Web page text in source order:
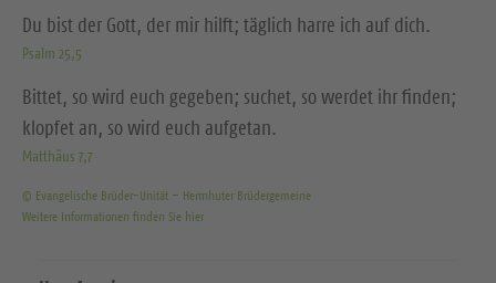
Du bist der Gott, der mir hilft; täglich harre ich auf dich.
Psalm 25,5
Bittet, so wird euch gegeben; suchet, so werdet ihr finden;
klopfet an, so wird euch aufgetan.
Matthäus 7,7
© Evangelische Brüder-Unität – Herrnhuter Brüdergemeine
Weitere Informationen finden Sie hier